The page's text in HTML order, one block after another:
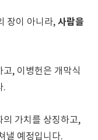
장이 아니라, 사람을
, 이병헌은 개막식
.
가치를 상징하고,
낼 예정입니다.